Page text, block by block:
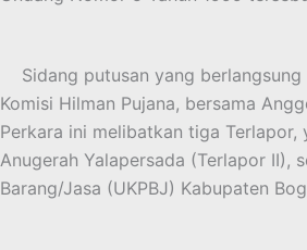
Sidang putusan yang
Komisi Hilman Pujana, bersama
Perkara ini melibatkan tiga Terlapor,
Anugerah Yalapersada (Terlapor II),
Barang/Jasa (UKPBJ) Kabupaten